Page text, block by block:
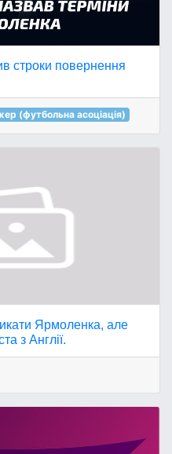
строки повернення
(футбольна асоціація)
Ярмоленка, але
з Англії.